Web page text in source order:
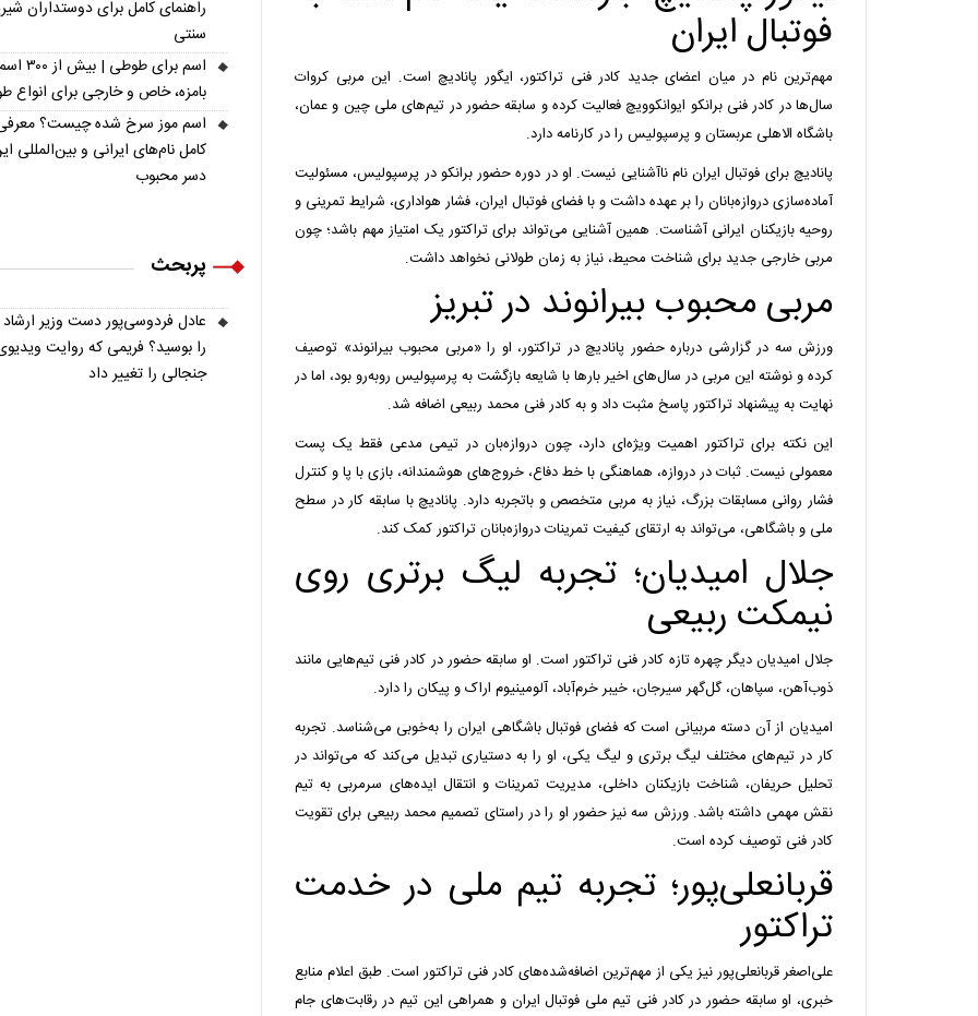
فوتبال ایران
مهم‌ترین نام در میان اعضای جدید کادر فنی تراکتور، ایگور پانادیچ است. این مربی کروات
سال‌ها در کادر فنی برانکو ایوانکوویچ فعالیت کرده و سابقه حضور در تیم‌های ملی چین و عمان،
باشگاه الاهلی عربستان و پرسپولیس را در کارنامه دارد.
پانادیچ برای فوتبال ایران نام ناآشنایی نیست. او در دوره حضور برانکو در پرسپولیس، مسئولیت
آماده‌سازی دروازه‌بانان را بر عهده داشت و با فضای فوتبال ایران، فشار هواداری، شرایط تمرینی و
روحیه بازیکنان ایرانی آشناست. همین آشنایی می‌تواند برای تراکتور یک امتیاز مهم باشد؛ چون
مربی خارجی جدید برای شناخت محیط، نیاز به زمان طولانی نخواهد داشت.
مربی محبوب بیرانوند در تبریز
ورزش سه در گزارشی درباره حضور پانادیچ در تراکتور، او را «مربی محبوب بیرانوند» توصیف
کرده و نوشته این مربی در سال‌های اخیر بارها با شایعه بازگشت به پرسپولیس روبه‌رو بود، اما در
نهایت به پیشنهاد تراکتور پاسخ مثبت داد و به کادر فنی محمد ربیعی اضافه شد.
این نکته برای تراکتور اهمیت ویژه‌ای دارد، چون دروازه‌بان در تیمی مدعی فقط یک پست
معمولی نیست. ثبات در دروازه، هماهنگی با خط دفاع، خروج‌های هوشمندانه، بازی با پا و کنترل
فشار روانی مسابقات بزرگ، نیاز به مربی متخصص و باتجربه دارد. پانادیچ با سابقه کار در سطح
ملی و باشگاهی، می‌تواند به ارتقای کیفیت تمرینات دروازه‌بانان تراکتور کمک کند.
جلال امیدیان؛ تجربه لیگ برتری روی
نیمکت ربیعی
جلال امیدیان دیگر چهره تازه کادر فنی تراکتور است. او سابقه حضور در کادر فنی تیم‌هایی مانند
ذوب‌آهن، سپاهان، گل‌گهر سیرجان، خیبر خرم‌آباد، آلومینیوم اراک و پیکان را دارد.
امیدیان از آن دسته مربیانی است که فضای فوتبال باشگاهی ایران را به‌خوبی می‌شناسد. تجربه
کار در تیم‌های مختلف لیگ برتری و لیگ یکی، او را به دستیاری تبدیل می‌کند که می‌تواند در
تحلیل حریفان، شناخت بازیکنان داخلی، مدیریت تمرینات و انتقال ایده‌های سرمربی به تیم
نقش مهمی داشته باشد. ورزش سه نیز حضور او را در راستای تصمیم محمد ربیعی برای تقویت
کادر فنی توصیف کرده است.
قربانعلی‌پور؛ تجربه تیم ملی در خدمت
تراکتور
علی‌اصغر قربانعلی‌پور نیز یکی از مهم‌ترین اضافه‌شده‌های کادر فنی تراکتور است. طبق اعلام منابع
خبری، او سابقه حضور در کادر فنی تیم ملی فوتبال ایران و همراهی این تیم در رقابت‌های جام
راهنمای کامل برای دوستداران
سنتی
اسم برای
بامزه، خاص و خارجی برای انواع
اسم موز سرخ شده چیست؟
کامل نام‌های ایرانی و بین‌المللی
دسر محبوب
پربحث
عادل فردوسی‌پور دست وزیر ارشاد
را بوسید؟ فریمی که روایت
جنجالی را تغییر داد